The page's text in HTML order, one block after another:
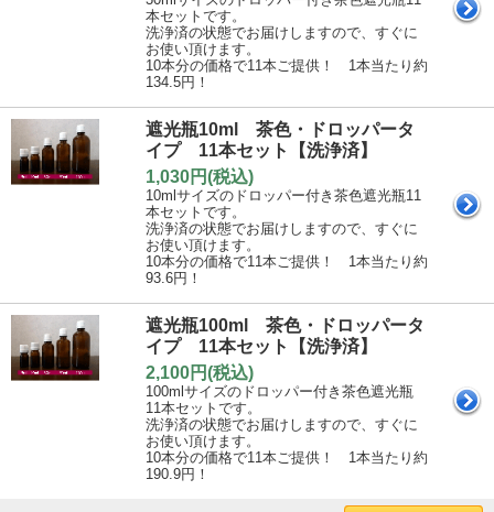
本セットです。
洗浄済の状態でお届けしますので、すぐに
お使い頂けます。
10本分の価格で11本ご提供！ 1本当たり約
134.5円！
遮光瓶10ml 茶色・ドロッパータ
イプ 11本セット【洗浄済】
1,030円(税込)
10mlサイズのドロッパー付き茶色遮光瓶11
本セットです。
洗浄済の状態でお届けしますので、すぐに
お使い頂けます。
10本分の価格で11本ご提供！ 1本当たり約
93.6円！
遮光瓶100ml 茶色・ドロッパータ
イプ 11本セット【洗浄済】
2,100円(税込)
100mlサイズのドロッパー付き茶色遮光瓶
11本セットです。
洗浄済の状態でお届けしますので、すぐに
お使い頂けます。
10本分の価格で11本ご提供！ 1本当たり約
190.9円！